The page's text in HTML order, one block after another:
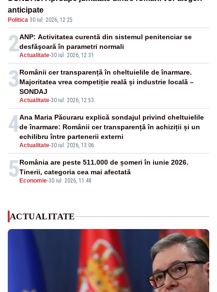
anticipate
Politica·30 iul. 2026, 12:25
2Actualitate-30 iul. 2026, 12:31
ANP: Activitatea curentă din sistemul penitenciar se
desfăşoară în parametri normali
3
Actualitate-30 iul. 2026, 12:53
Românii cer transparență în cheltuielile de înarmare.
Majoritatea vrea competiție reală și industrie locală –
SONDAJ
4
Actualitate-30 iul. 2026, 13:06
Ana Maria Păcuraru explică sondajul privind cheltuielile
de înarmare: Românii cer transparență în achiziții și un
echilibru între partenerii externi
5 Economie-30 iul. 2026, 11:48
România are peste 511.000 de șomeri în iunie 2026.
Tinerii, categoria cea mai afectată
ACTUALITATE